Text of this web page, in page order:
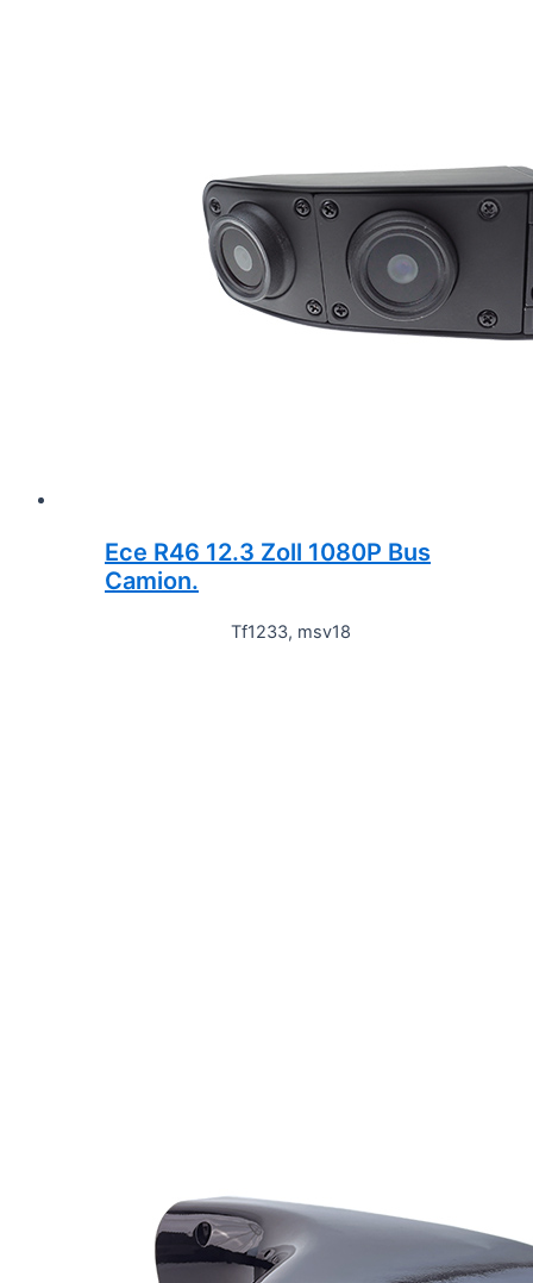
Ece R46 12.3 Zoll 1080P Bus
Camion.
Tf1233, msv18